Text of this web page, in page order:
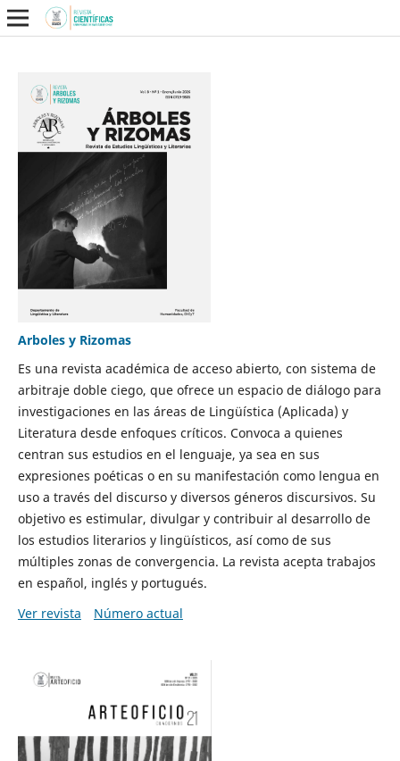
Arboles y Rizomas
Es una revista académica de acceso abierto, con sistema de
arbitraje doble ciego, que ofrece un espacio de diálogo para
investigaciones en las áreas de Lingüística (Aplicada) y
Literatura desde enfoques críticos. Convoca a quienes
centran sus estudios en el lenguaje, ya sea en sus
expresiones poéticas o en su manifestación como lengua en
uso a través del discurso y diversos géneros discursivos. Su
objetivo es estimular, divulgar y contribuir al desarrollo de
los estudios literarios y lingüísticos, así como de sus
múltiples zonas de convergencia. La revista acepta trabajos
en español, inglés y portugués.
Ver revista
Número actual